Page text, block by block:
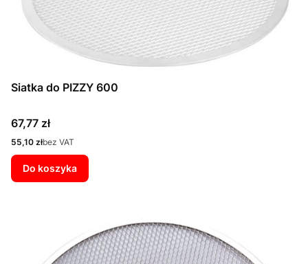
Siatka do PIZZY 600
Cena
67,77 zł
Cena
55,10 złbez VAT
Do koszyka